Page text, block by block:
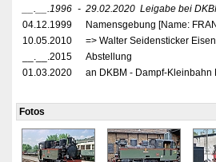
__.__.1996 - 29.02.2020 Leigabe bei
04.12.1999
Namensgebung [Name:
10.05.2010
=> Walter Seidensticker
__.__.2015
Abstellung
01.03.2020
an DKBM - Dampf-Kleinbahn
Fotos